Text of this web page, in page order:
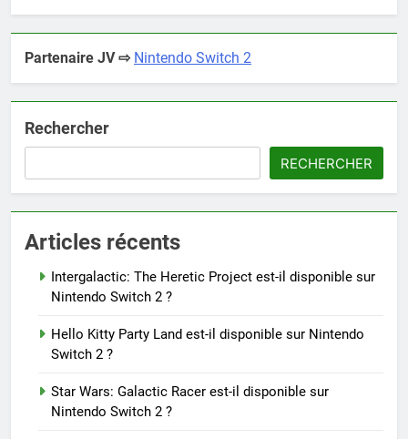
Partenaire JV ⇨ Nintendo Switch 2
Rechercher
RECHERCHER
Articles récents
Intergalactic: The Heretic Project est-il disponible sur
Nintendo Switch 2 ?
Hello Kitty Party Land est-il disponible sur Nintendo
Switch 2 ?
Star Wars: Galactic Racer est-il disponible sur
Nintendo Switch 2 ?